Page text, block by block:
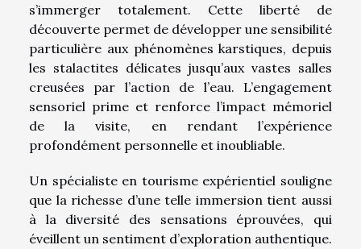
s’immerger totalement. Cette liberté de
découverte permet de développer une sensibilité
particulière aux phénomènes karstiques, depuis
les stalactites délicates jusqu’aux vastes salles
creusées par l’action de l’eau. L’engagement
sensoriel prime et renforce l’impact mémoriel
de la visite, en rendant l’expérience
profondément personnelle et inoubliable.
Un spécialiste en tourisme expérientiel souligne
que la richesse d’une telle immersion tient aussi
à la diversité des sensations éprouvées, qui
éveillent un sentiment d’exploration authentique.